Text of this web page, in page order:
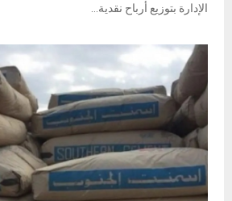
الإدارة بتوزيع أرباح نقدية...